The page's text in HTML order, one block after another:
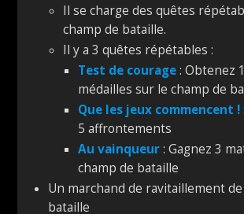
Il se charge des quêtes
champ de bataille.
Il y a 3 quêtes répétables :
Test de courage: Obtenez
médailles sur le champ de
Que les jeux commencent !
5 affrontements
Au vainqueur: Gagnez 3
champ de bataille
Un marchand de ravitaillement
bataille